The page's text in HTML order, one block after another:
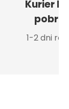
Kurier
1-2 dni